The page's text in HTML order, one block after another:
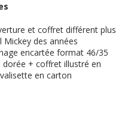
et coffret différent plus
des années
encartée format 46/35
+ coffret illustré en
en carton